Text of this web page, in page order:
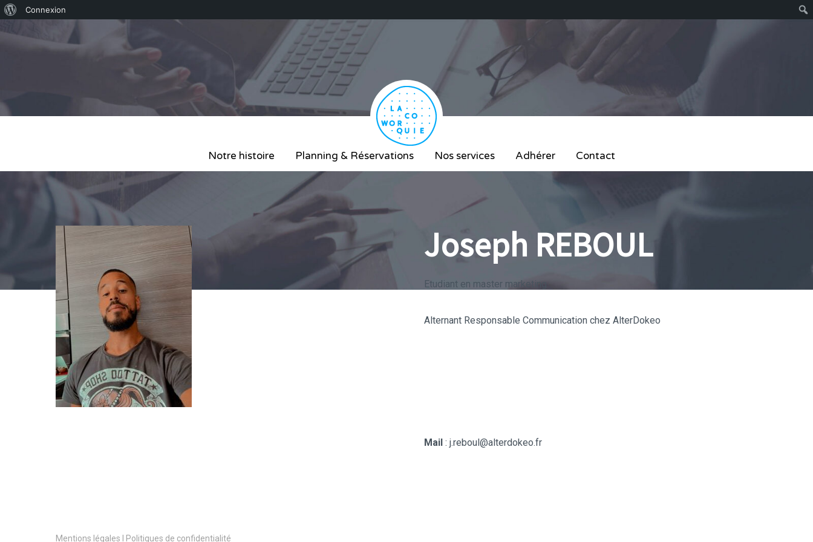
Notre histoire Planning & Réservations Nos services Adhérer Contact
Joseph REBOUL
Etudiant en master marketing
Alternant Responsable Communication chez AlterDokeo
Mail : j.reboul@alterdokeo.fr
Mentions légales l Politiques de confidentialité
Connexion